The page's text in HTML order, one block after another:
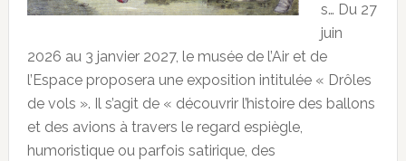
s… Du 27
juin
2026 au 3 janvier 2027, le musée de l’Air et de
l’Espace proposera une exposition intitulée « Drôles
de vols ». Il s’agit de « découvrir l’histoire des ballons
et des avions à travers le regard espiègle,
humoristique ou parfois satirique, des